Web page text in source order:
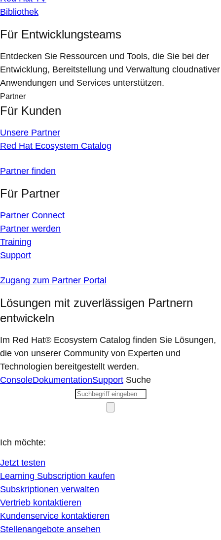
Bibliothek
Für Entwicklungsteams
Entdecken Sie Ressourcen und Tools, die Sie bei der
Entwicklung, Bereitstellung und Verwaltung cloudnativer
Anwendungen und Services unterstützen.
Partner
Für Kunden
Unsere Partner
Red Hat Ecosystem Catalog
Partner finden
Für Partner
Partner Connect
Partner werden
Training
Support
Zugang zum Partner Portal
Lösungen mit zuverlässigen Partnern
entwickeln
Im Red Hat® Ecosystem Catalog finden Sie Lösungen,
die von unserer Community von Experten und
Technologien bereitgestellt werden.
ConsoleDokumentationSupport Suche
Ich möchte:
Jetzt testen
Learning Subscription kaufen
Subskriptionen verwalten
Vertrieb kontaktieren
Kundenservice kontaktieren
Stellenangebote ansehen